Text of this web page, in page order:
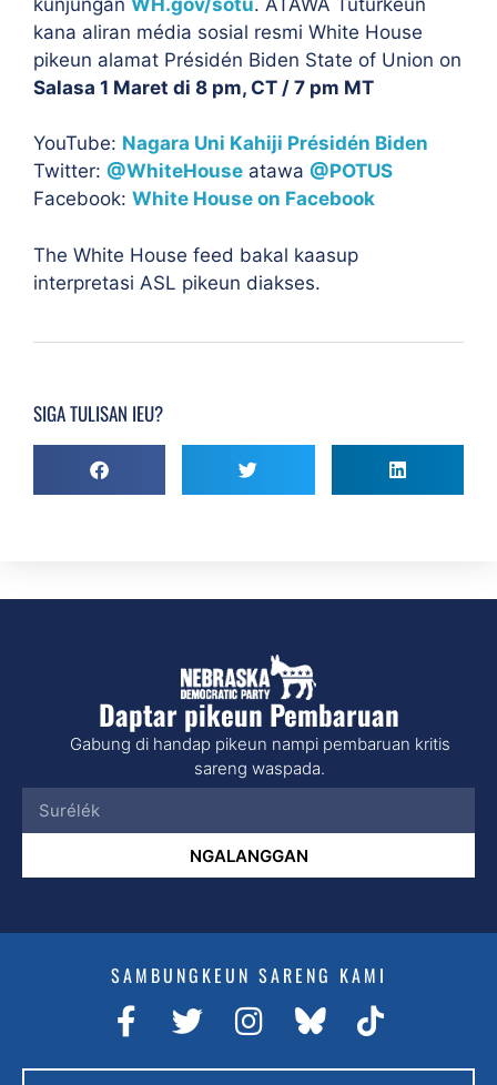
kana aliran média sosial resmi White House
pikeun alamat Présidén Biden State of Union on
Salasa 1 Maret di 8 pm, CT / 7 pm MT
YouTube: Nagara Uni Kahiji Présidén Biden
Twitter: @WhiteHouse atawa @POTUS
Facebook: White House on Facebook
The White House feed bakal kaasup
interpretasi ASL pikeun diakses.
SIGA TULISAN IEU?
Daptar pikeun Pembaruan
Gabung di handap pikeun nampi pembaruan kritis
sareng waspada.
NGALANGGAN
SAMBUNGKEUN SARENG KAMI